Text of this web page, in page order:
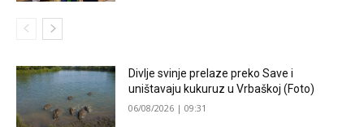
Divlje svinje prelaze preko Save i
uništavaju kukuruz u Vrbaškoj (Foto)
06/08/2026 | 09:31